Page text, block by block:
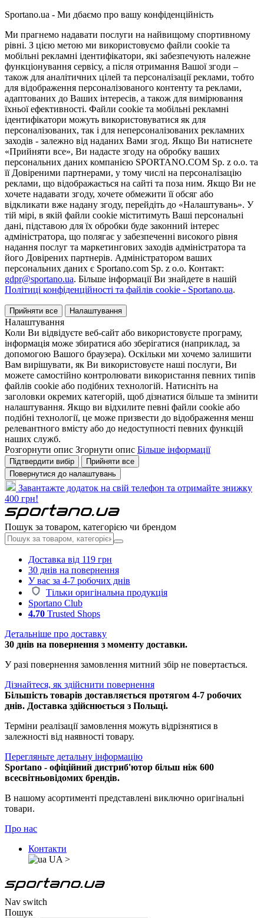
Sportano.ua - Ми дбаємо про вашу конфіденційність
Ми прагнемо надавати послуги на найвищому спортивному
рівні. З цією метою ми використовуємо файли cookie та
мобільні рекламні ідентифікатори, які забезпечують належне
функціонування сервісу, а після отримання Вашої згоди –
також для аналітичних цілей та персоналізації реклами, тобто
для відображення персоналізованого контенту та реклами,
адаптованих до Ваших інтересів, а також для вимірювання
їхньої ефективності. Файли cookie та мобільні рекламні
ідентифікатори можуть використовуватися як для
персоналізованих, так і для неперсоналізованих рекламних
заходів - залежно від наданих Вами згод. Якщо Ви натиснете
«Прийняти все», Ви надасте згоду на обробку ваших
персональних даних компанією SPORTANO.COM Sp. z o.o. та
її Довіреними партнерами, у тому числі на персоналізацію
реклами, що відображається на сайті та поза ним. Якщо Ви не
хочете надавати згоду, хочете обмежити її обсяг або
відкликати вже надану згоду, перейдіть до «Налаштувань». У
тій мірі, в якій файли cookie міститимуть Ваші персональні
дані, підставою для їх обробки буде законний інтерес
адміністратора, що полягає у забезпеченні високого рівня
надання послуг та маркетингових заходів адміністратора та
його Довірених партнерів. Адміністратором ваших
персональних даних є Sportano.com Sp. z o.o. Контакт:
gdpr@sportano.ua. Більше інформації Ви знайдете в нашій
Політиці конфіденційності та файлів cookie - Sportano.ua.
Прийняти все Налаштування
Налаштування
Коли Ви відвідуєте веб-сайт або використовуєте програму,
інформація може збиратися або зберігатися (наприклад, за
допомогою Вашого браузера). Оскільки ми хочемо залишити
Вам вирішувати, як Ви використовуєте наші послуги, Ви
можете самостійно контролювати використання певних типів
файлів cookie або подібних технологій. Натисніть на
заголовки окремих категорій, щоб дізнатися більше та змінити
налаштування. Якщо ви відхилите певні файли cookie або
подібні технології, це може призвести до відображення менш
релевантного вмісту або до недоступності певних функцій
наших служб.
Розгорнути опис Згорнути опис Більше інформації
Підтвердити вибір
Прийняти все
Повернутися до налаштувань
Завантажте додаток на свій телефон та отримайте знижку
400 грн!
Пошук за товаром, категорією чи брендом
Доставка від 119 грн
30 днів на повернення
У вас за 4-7 робочих днів
Тільки оригінальна продукція
Sportano Club
4.70 Trusted Shops
Детальніше про доставку
30 днів на повернення з моменту доставки.
У разі повернення замовлення митний збір не повертається.
Дізнайтеся, як здійснити повернення
Більшість товарів доставляється протягом 4-7 робочих
днів. Доставка здійснюється з Польщі.
Терміни реалізації замовлення можуть відрізнятися в
залежності від наявності товару.
Перегляньте детальну інформацію
Sportano - офіційний дистриб'ютор більш ніж 600
всесвітньовідомих брендів.
В нашому асортименті представлені виключно оригінальні
товари.
Про нас
Контакти
UA >
Nav switch
Пошук